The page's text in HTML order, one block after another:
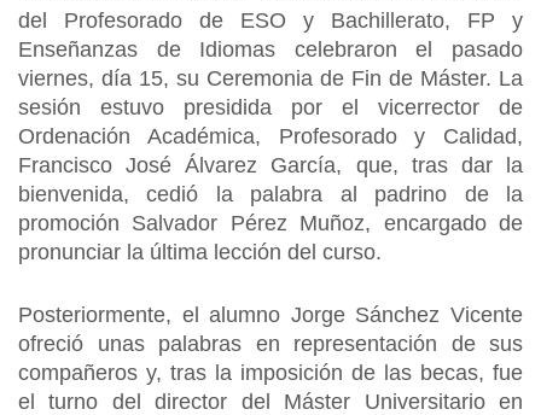
del Profesorado de ESO y Bachillerato, FP y
Enseñanzas de Idiomas celebraron el pasado
viernes, día 15, su Ceremonia de Fin de Máster. La
sesión estuvo presidida por el vicerrector de
Ordenación Académica, Profesorado y Calidad,
Francisco José Álvarez García, que, tras dar la
bienvenida, cedió la palabra al padrino de la
promoción Salvador Pérez Muñoz, encargado de
pronunciar la última lección del curso.
Posteriormente, el alumno Jorge Sánchez Vicente
ofreció unas palabras en representación de sus
compañeros y, tras la imposición de las becas, fue
el turno del director del Máster Universitario en